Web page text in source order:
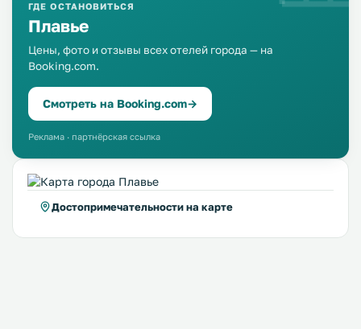
ГДЕ ОСТАНОВИТЬСЯ
Плавье
Цены, фото и отзывы всех отелей города — на
Booking.com.
Смотреть на Booking.com→
Реклама · партнёрская ссылка
Достопримечательности на карте